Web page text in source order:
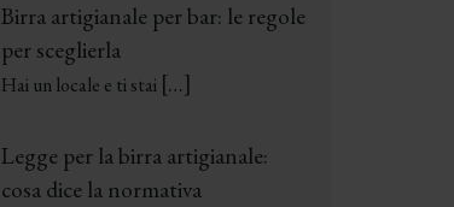
Birra artigianale per bar: le regole
per sceglierla
Hai un locale e ti stai […]
Legge per la birra artigianale:
cosa dice la normativa